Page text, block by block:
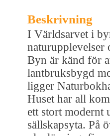
Beskrivning
I Världsarvet i
naturupplevelser
Byn är känd för
lantbruksbygd
ligger
Huset har all
ett stort modernt
sällskapsyta. På